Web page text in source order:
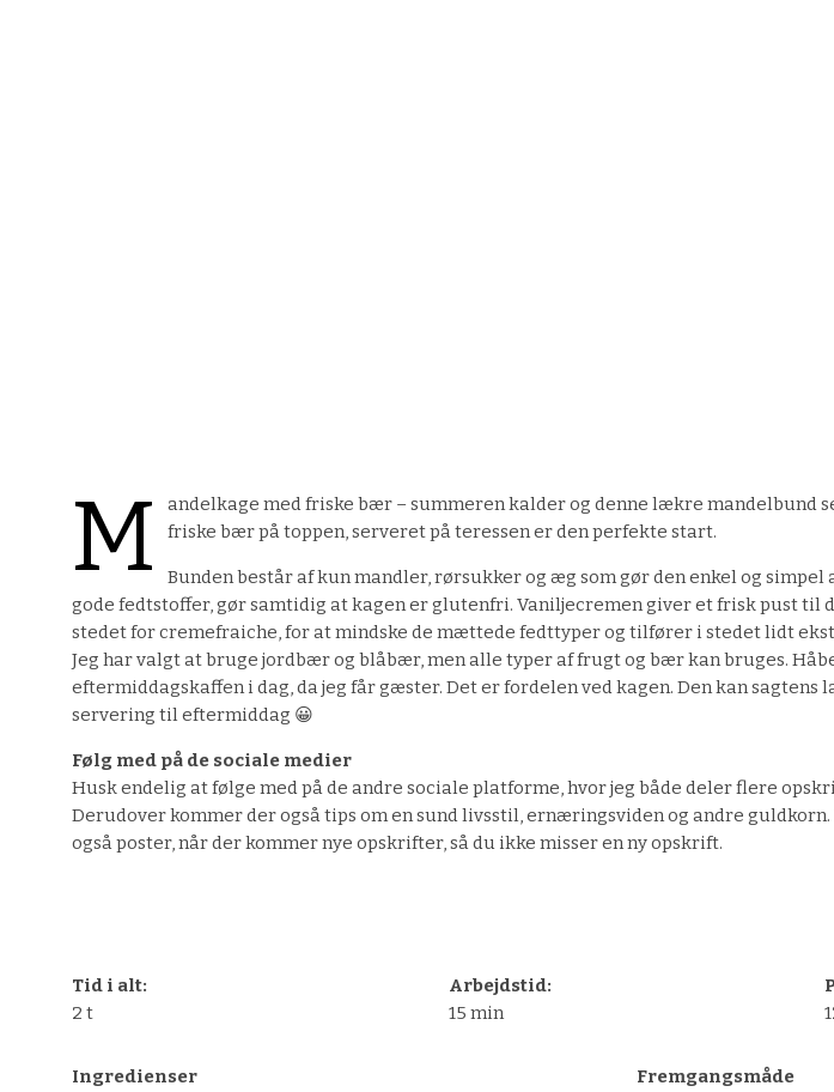
M
andelkage med friske bær – summeren kalder og denne lækre mandelbund
friske bær på toppen, serveret på teressen er den perfekte start.
Bunden består af kun mandler, rørsukker og æg som gør den enkel og
gode fedtstoffer, gør samtidig at kagen er glutenfri. Vaniljecremen giver et frisk pust til
stedet for cremefraiche, for at mindske de mættede fedttyper og tilfører i stedet lidt
Jeg har valgt at bruge jordbær og blåbær, men alle typer af frugt og bær kan bruges.
eftermiddagskaffen i dag, da jeg får gæster. Det er fordelen ved kagen. Den kan
servering til eftermiddag 😀
Følg med på de sociale medier
Husk endelig at følge med på de andre sociale platforme, hvor jeg både deler flere
Derudover kommer der også tips om en sund livsstil, ernæringsviden og andre
også poster, når der kommer nye opskrifter, så du ikke misser en ny opskrift.
Tid i alt:
2 t
Arbejdstid:
15 min
Ingredienser Fremgangsmåde